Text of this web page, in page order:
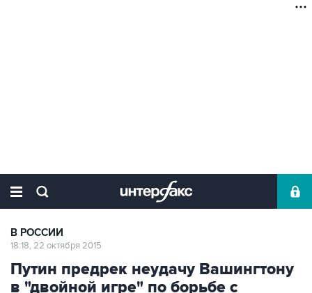
В РОССИИ
18:18, 22 октября 2015
Путин предрек неудачу Вашингтону
в "двойной игре" по борьбе с